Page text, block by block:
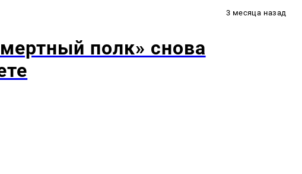
3 месяца назад
полк» снова